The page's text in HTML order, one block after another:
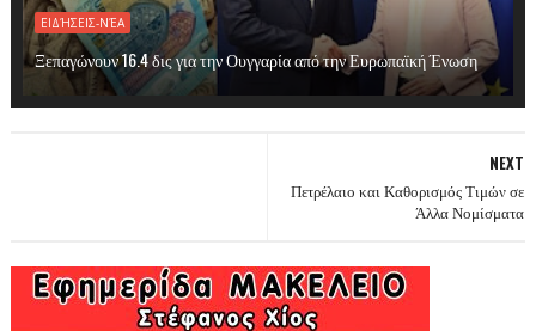
ΕΙΔΉΣΕΙΣ-ΝΈΑ
Ξεπαγώνουν 16.4 δις για την Ουγγαρία από την Ευρωπαϊκή Ένωση
NEXT
Πετρέλαιο και Καθορισμός Τιμών σε
Άλλα Νομίσματα